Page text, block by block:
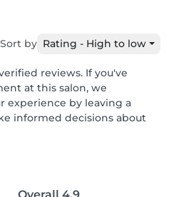
Sort by Rating - High to low
reviews. If you've
at this salon, we
experience by leaving a
informed decisions about